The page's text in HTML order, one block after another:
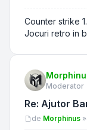
Counter strike
Jocuri retro in
Moderator
Re: Ajutor
Mesaj
de Morphinus »